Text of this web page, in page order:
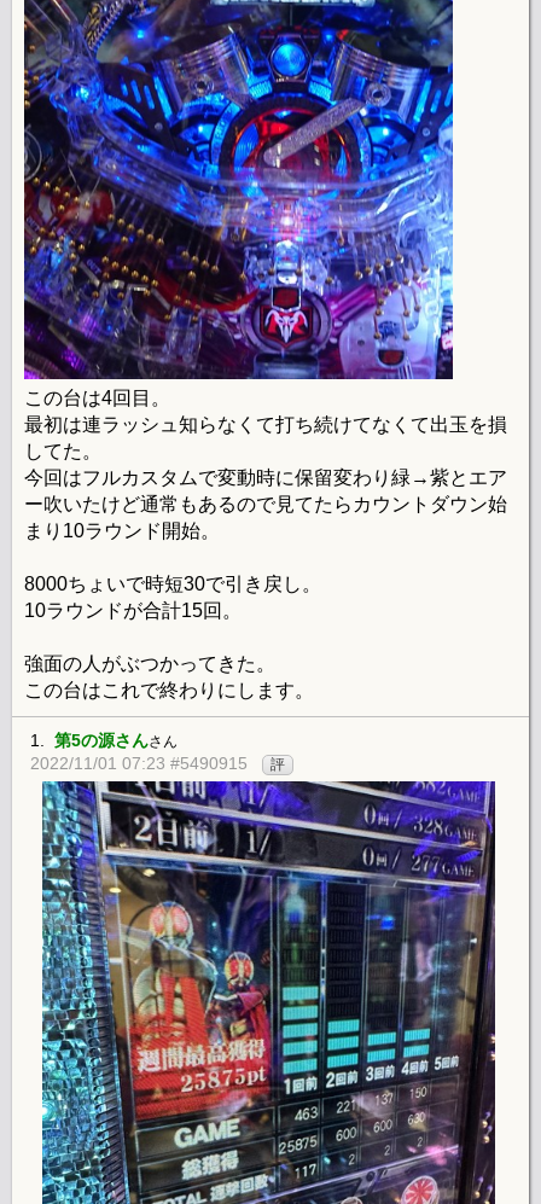
この台は4回目。
最初は連ラッシュ知らなくて打ち続けてなくて出玉を損
してた。
今回はフルカスタムで変動時に保留変わり緑→紫とエア
ー吹いたけど通常もあるので見てたらカウントダウン始
まり10ラウンド開始。
8000ちょいで時短30で引き戻し。
10ラウンドが合計15回。
強面の人がぶつかってきた。
この台はこれで終わりにします。
1. 第5の源さんさん
2022/11/01 07:23 #5490915 評